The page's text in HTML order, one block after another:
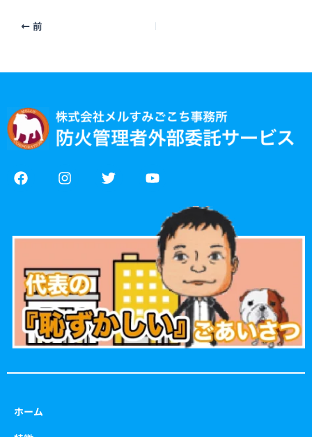
前
F
a
o
k
I
n
g
a
m
T
w
e
Y
o
u
b
e
ホーム